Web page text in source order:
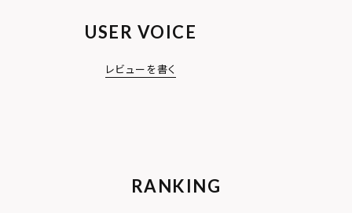
USER VOICE
レビューを書く
RANKING